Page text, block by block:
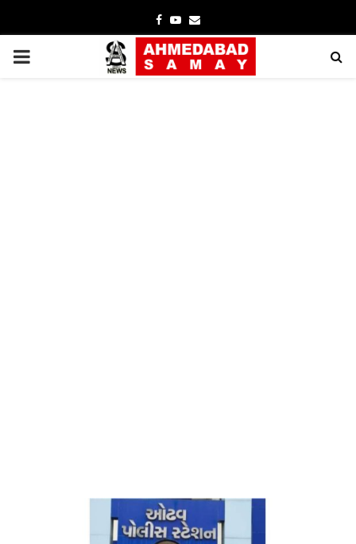
Facebook
YoutubeEmail
PRIMARY